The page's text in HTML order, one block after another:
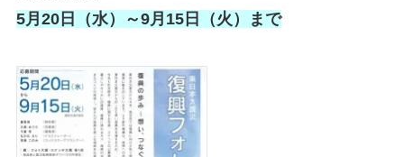
5月20日（水）～9月15日（火）まで